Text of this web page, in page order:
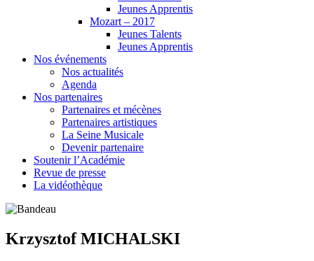
Jeunes Apprentis
Mozart – 2017
Jeunes Talents
Jeunes Apprentis
Nos événements
Nos actualités
Agenda
Nos partenaires
Partenaires et mécènes
Partenaires artistiques
La Seine Musicale
Devenir partenaire
Soutenir l’Académie
Revue de presse
La vidéothèque
Krzysztof MICHALSKI